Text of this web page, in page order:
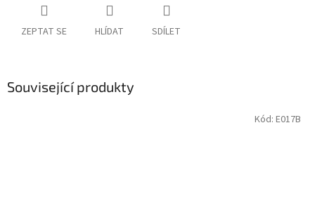
ZEPTAT SE HLÍDAT SDÍLET
Související produkty
Kód: E017B